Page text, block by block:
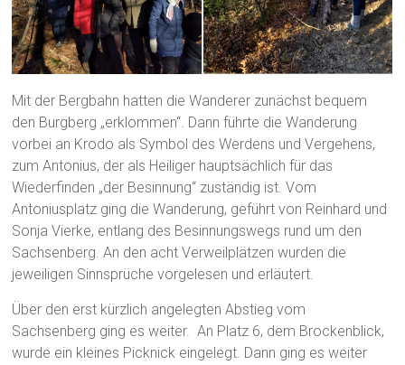
Mit der Bergbahn hatten die Wanderer zunächst bequem
den Burgberg „erklommen“. Dann führte die Wanderung
vorbei an Krodo als Symbol des Werdens und Vergehens,
zum Antonius, der als Heiliger hauptsächlich für das
Wiederfinden „der Besinnung“ zuständig ist. Vom
Antoniusplatz ging die Wanderung, geführt von Reinhard und
Sonja Vierke, entlang des Besinnungswegs rund um den
Sachsenberg. An den acht Verweilplätzen wurden die
jeweiligen Sinnsprüche vorgelesen und erläutert.
Über den erst kürzlich angelegten Abstieg vom
Sachsenberg ging es weiter. An Platz 6, dem Brockenblick,
wurde ein kleines Picknick eingelegt. Dann ging es weiter